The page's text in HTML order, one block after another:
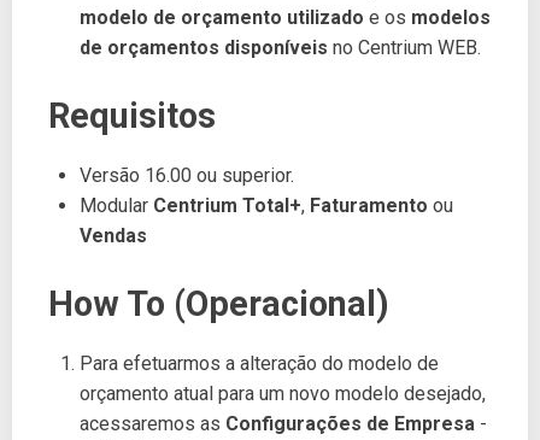
modelo de orçamento utilizado e os modelos
de orçamentos disponíveis no Centrium WEB.
Requisitos
Versão 16.00 ou superior.
Modular Centrium Total+, Faturamento ou
Vendas
How To (Operacional)
Para efetuarmos a alteração do modelo de
orçamento atual para um novo modelo desejado,
acessaremos as Configurações de Empresa -